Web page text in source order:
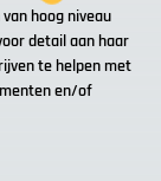
hoog niveau
detail aan haar
te helpen met
en/of